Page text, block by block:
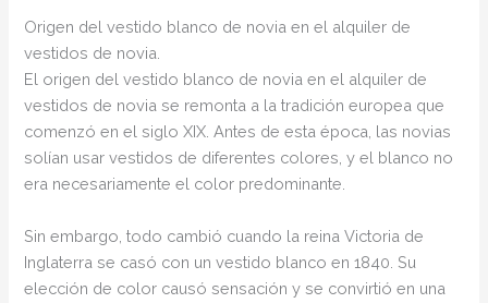
Origen del vestido blanco de novia en el alquiler de
vestidos de novia.
El origen del vestido blanco de novia en el alquiler de
vestidos de novia se remonta a la tradición europea que
comenzó en el siglo XIX. Antes de esta época, las novias
solían usar vestidos de diferentes colores, y el blanco no
era necesariamente el color predominante.
Sin embargo, todo cambió cuando la reina Victoria de
Inglaterra se casó con un vestido blanco en 1840. Su
elección de color causó sensación y se convirtió en una